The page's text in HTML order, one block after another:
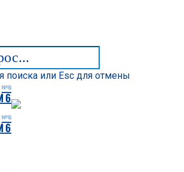
поиска или Esc для отмены